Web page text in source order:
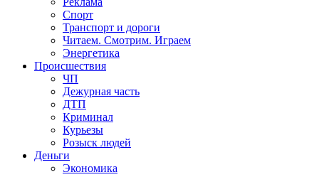
Спорт
Транспорт и дороги
Читаем. Смотрим. Играем
Энергетика
Происшествия
ЧП
Дежурная часть
ДТП
Криминал
Курьезы
Розыск людей
Деньги
Экономика